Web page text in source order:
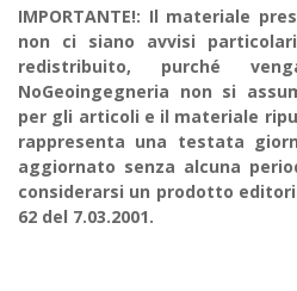
IMPORTANTE!: Il materiale
non ci siano avvisi
redistribuito, purché
NoGeoingegneria non si
per gli articoli e il materiale
rappresenta una testata
aggiornato senza alcuna
considerarsi un prodotto
62 del 7.03.2001.